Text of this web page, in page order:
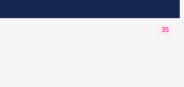
35